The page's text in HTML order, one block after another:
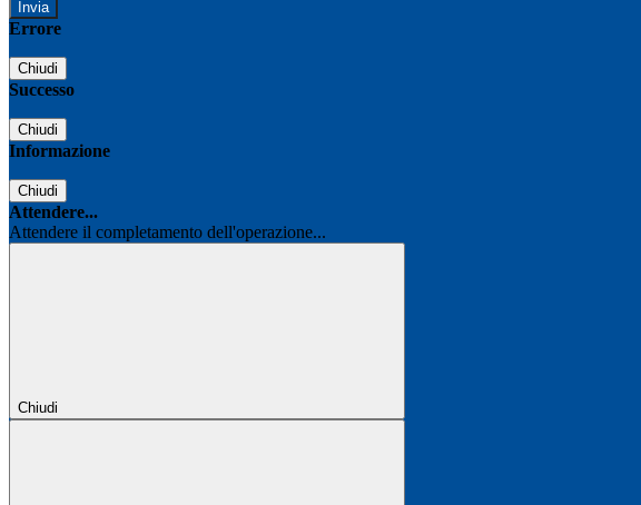
Errore
Chiudi
Successo
Chiudi
Informazione
Chiudi
Attendere...
Attendere il completamento dell'operazione...
Chiudi